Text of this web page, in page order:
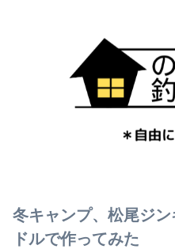
冬キャンプ、松尾ジ
ドルで作ってみた